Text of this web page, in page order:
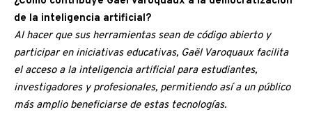
de la inteligencia artificial?
Al hacer que sus herramientas sean de código abierto y
participar en iniciativas educativas, Gaël Varoquaux facilita
el acceso a la inteligencia artificial para estudiantes,
investigadores y profesionales, permitiendo así a un público
más amplio beneficiarse de estas tecnologías.